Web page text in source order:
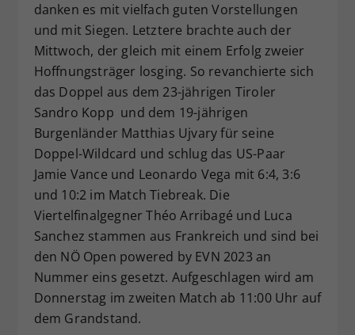
danken es mit vielfach guten Vorstellungen
und mit Siegen. Letztere brachte auch der
Mittwoch, der gleich mit einem Erfolg zweier
Hoffnungsträger losging. So revanchierte sich
das Doppel aus dem 23-jährigen Tiroler
Sandro Kopp und dem 19-jährigen
Burgenländer Matthias Ujvary für seine
Doppel-Wildcard und schlug das US-Paar
Jamie Vance und Leonardo Vega mit 6:4, 3:6
und 10:2 im Match Tiebreak. Die
Viertelfinalgegner Théo Arribagé und Luca
Sanchez stammen aus Frankreich und sind bei
den NÖ Open powered by EVN 2023 an
Nummer eins gesetzt. Aufgeschlagen wird am
Donnerstag im zweiten Match ab 11:00 Uhr auf
dem Grandstand.